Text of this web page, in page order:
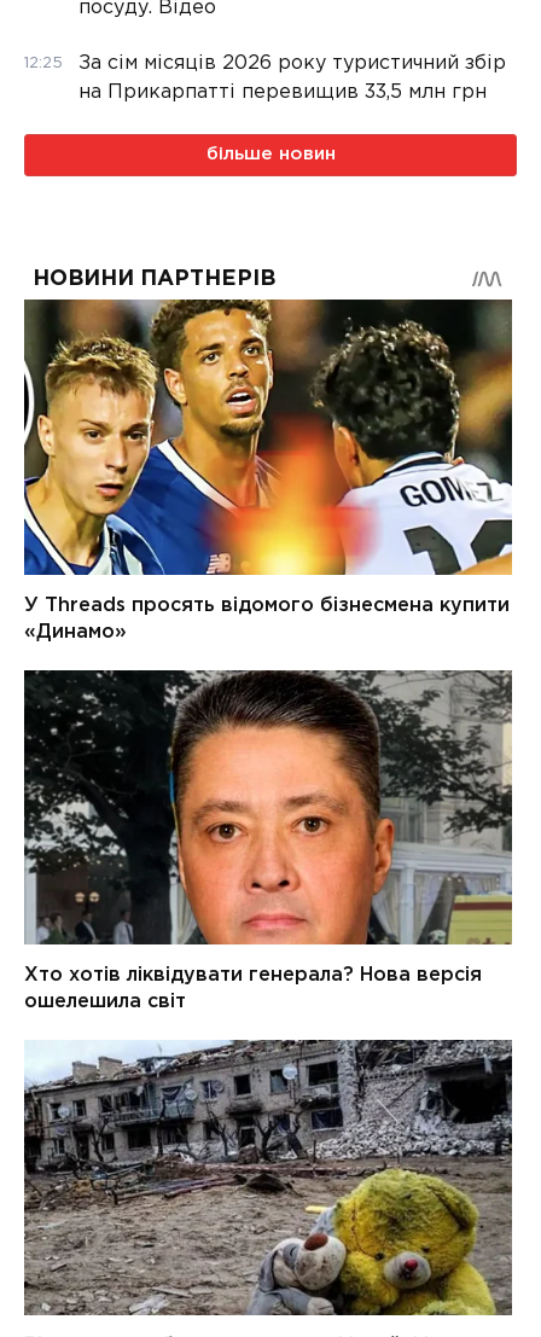
посуду. Відео
12:25
За сім місяців 2026 року туристичний збір
на Прикарпатті перевищив 33,5 млн грн
більше новин